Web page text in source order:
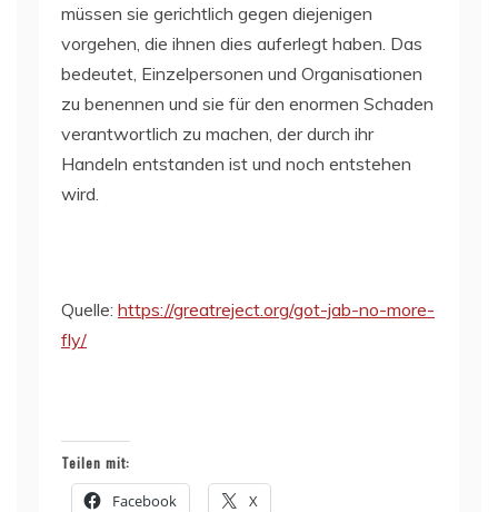
müssen sie gerichtlich gegen diejenigen
vorgehen, die ihnen dies auferlegt haben. Das
bedeutet, Einzelpersonen und Organisationen
zu benennen und sie für den enormen Schaden
verantwortlich zu machen, der durch ihr
Handeln entstanden ist und noch entstehen
wird.
Quelle: https://greatreject.org/got-jab-no-more-
fly/
Teilen mit:
Facebook X